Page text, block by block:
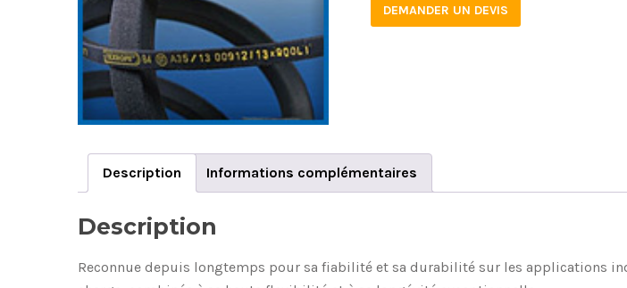
DEMANDER UN DEVIS
Description Informations complémentaires
Description
Reconnue depuis longtemps pour sa fiabilité et sa durabilité sur les applications